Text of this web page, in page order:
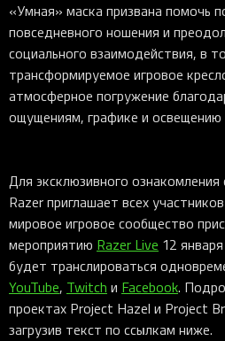
«Умная» маска призвана помочь
повседневного ношения и
социального взаимодействия, в
трансформируемое игровое
атмосферное погружение
ощущениям, графике и
Для эксклюзивного
Razer приглашает всех
мировое игровое сообщество
мероприятию Razer Live 12
будет транслироваться
YouTube, Twitch и Facebook.
проектах Project Hazel и Project
загрузив текст по ссылкам ниже.